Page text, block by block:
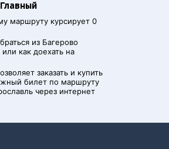
маршруту курсирует 0
из Багерово
или как доехать на
заказать и купить
билет по маршруту
через интернет